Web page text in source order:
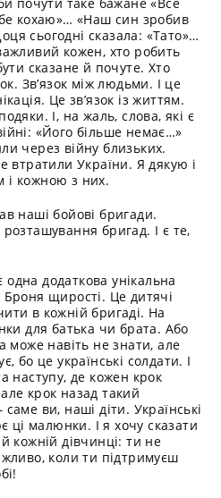
кохаю»… «Наш син зробив
сьогодні сказала: «Тато»…
кожен, хто робить
сказане й почуте. Хто
Зв’язок між людьми. І це
Це зв’язок із життям.
І, на жаль, слова, які є
«Його більше немає…»
через війну близьких.
втратили України. Я дякую і
і кожною з них.
наші бойові бригади.
бригад. І є те,
додаткова унікальна
щирості. Це дитячі
в кожній бригаді. На
для батька чи брата. Або
може навіть не знати, але
бо це українські солдати. І
наступу, де кожен крок
крок назад такий
ви, наші діти. Українські
ці малюнки. І я хочу сказати
кожній дівчинці: ти не
коли ти підтримуєш